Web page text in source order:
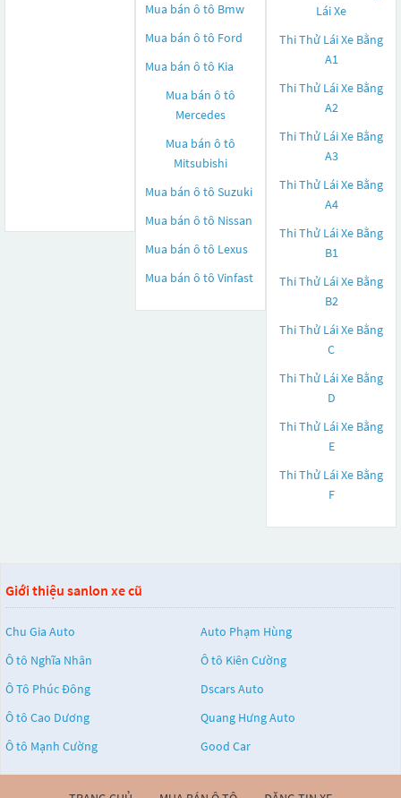
Mua bán ô tô Bmw
Mua bán ô tô Ford
Mua bán ô tô Kia
Mua bán ô tô
Mercedes
Mua bán ô tô
Mitsubishi
Mua bán ô tô Suzuki
Mua bán ô tô Nissan
Mua bán ô tô Lexus
Mua bán ô tô Vinfast
Lái Xe
Thi Thử Lái Xe Bằng
A1
Thi Thử Lái Xe Bằng
A2
Thi Thử Lái Xe Bằng
A3
Thi Thử Lái Xe Bằng
A4
Thi Thử Lái Xe Bằng
B1
Thi Thử Lái Xe Bằng
B2
Thi Thử Lái Xe Bằng
C
Thi Thử Lái Xe Bằng
D
Thi Thử Lái Xe Bằng
E
Thi Thử Lái Xe Bằng
F
Giới thiệu sanlon xe cũ
Chu Gia Auto
Auto Phạm Hùng
Ô tô Nghĩa Nhân
Ô tô Kiên Cường
Ô Tô Phúc Đông
Dscars Auto
Ô tô Cao Dương
Quang Hưng Auto
Ô tô Mạnh Cường
Good Car